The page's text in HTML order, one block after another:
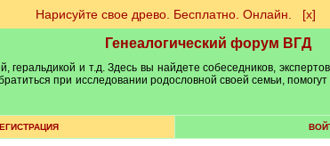
Нарисуйте свое древо. Бесплатно. Онлайн. [х]
Генеалогический форум ВГД
и т.д. Здесь вы найдете собеседников,
при исследовании родословной своей семьи,